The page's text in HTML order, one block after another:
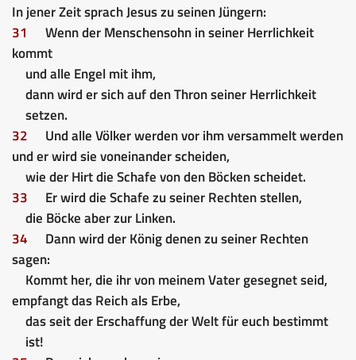
In jener Zeit sprach Jesus zu seinen Jüngern:
31
Wenn der Menschensohn in seiner Herrlichkeit
kommt
und alle Engel mit ihm,
dann wird er sich auf den Thron seiner Herrlichkeit
setzen.
32
Und alle Völker werden vor ihm versammelt werden
und er wird sie voneinander scheiden,
wie der Hirt die Schafe von den Böcken scheidet.
33
Er wird die Schafe zu seiner Rechten stellen,
die Böcke aber zur Linken.
34
Dann wird der König denen zu seiner Rechten
sagen:
Kommt her, die ihr von meinem Vater gesegnet seid,
empfangt das Reich als Erbe,
das seit der Erschaffung der Welt für euch bestimmt
ist!